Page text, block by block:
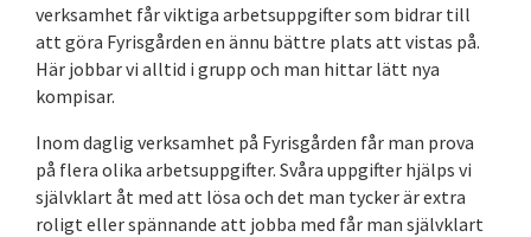
verksamhet får viktiga arbetsuppgifter som bidrar till
att göra Fyrisgården en ännu bättre plats att vistas på.
Här jobbar vi alltid i grupp och man hittar lätt nya
kompisar.
Inom daglig verksamhet på Fyrisgården får man prova
på flera olika arbetsuppgifter. Svåra uppgifter hjälps vi
självklart åt med att lösa och det man tycker är extra
roligt eller spännande att jobba med får man självklart